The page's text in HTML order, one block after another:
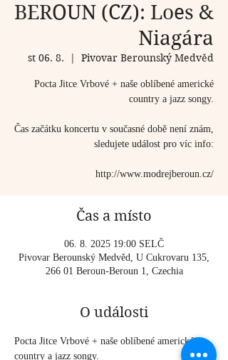
BEROUN (CZ): Loes &
Niagára
st 06. 8.
  |
Pivovar Berounský Medvěd
Pocta Jitce Vrbové + naše oblíbené americké
country a jazz songy.
Čas začátku koncertu v současné době není znám,
sledujete událost pro víc info:
http://www.modrejberoun.cz/
Čas a místo
06. 8. 2025 19:00 SELČ
Pivovar Berounský Medvěd, U Cukrovaru 135,
266 01 Beroun-Beroun 1, Czechia
O události
Pocta Jitce Vrbové + naše oblíbené americké
country a jazz songy.